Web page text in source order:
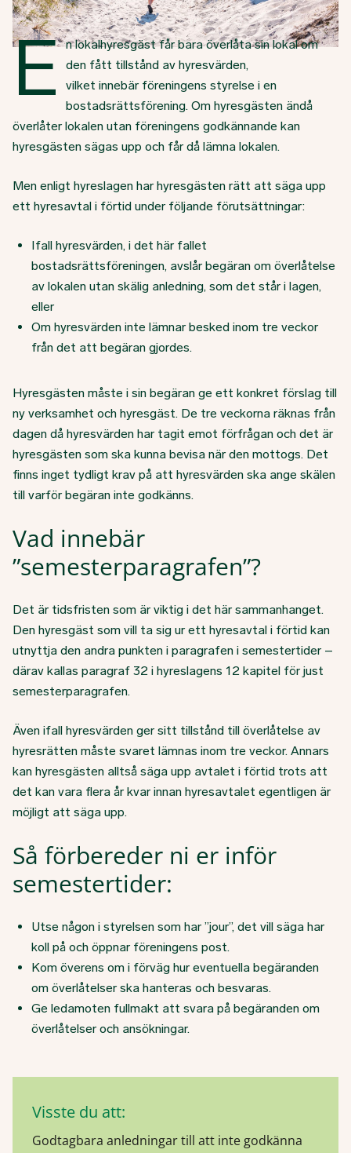
E n lokalhyresgäst får bara överlåta sin lokal om
den fått tillstånd av hyresvärden,
vilket innebär föreningens styrelse i en
bostadsrättsförening. Om hyresgästen ändå
överlåter lokalen utan föreningens godkännande kan
hyresgästen sägas upp och får då lämna lokalen.
Men enligt hyreslagen har hyresgästen rätt att säga upp
ett hyresavtal i förtid under följande förutsättningar:
Ifall hyresvärden, i det här fallet
bostadsrättsföreningen, avslår begäran om överlåtelse
av lokalen utan skälig anledning, som det står i lagen,
eller
Om hyresvärden inte lämnar besked inom tre veckor
från det att begäran gjordes.
Hyresgästen måste i sin begäran ge ett konkret förslag till
ny verksamhet och hyresgäst. De tre veckorna räknas från
dagen då hyresvärden har tagit emot förfrågan och det är
hyresgästen som ska kunna bevisa när den mottogs. Det
finns inget tydligt krav på att hyresvärden ska ange skälen
till varför begäran inte godkänns.
Vad innebär
”semesterparagrafen”?
Det är tidsfristen som är viktig i det här sammanhanget.
Den hyresgäst som vill ta sig ur ett hyresavtal i förtid kan
utnyttja den andra punkten i paragrafen i semestertider –
därav kallas paragraf 32 i hyreslagens 12 kapitel för just
semesterparagrafen.
Även ifall hyresvärden ger sitt tillstånd till överlåtelse av
hyresrätten måste svaret lämnas inom tre veckor. Annars
kan hyresgästen alltså säga upp avtalet i förtid trots att
det kan vara flera år kvar innan hyresavtalet egentligen är
möjligt att säga upp.
Så förbereder ni er inför
semestertider:
Utse någon i styrelsen som har ”jour”, det vill säga har
koll på och öppnar föreningens post.
Kom överens om i förväg hur eventuella begäranden
om överlåtelser ska hanteras och besvaras.
Ge ledamoten fullmakt att svara på begäranden om
överlåtelser och ansökningar.
Visste du att:
Godtagbara anledningar till att inte godkänna